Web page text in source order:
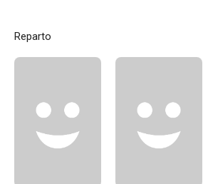
Reparto